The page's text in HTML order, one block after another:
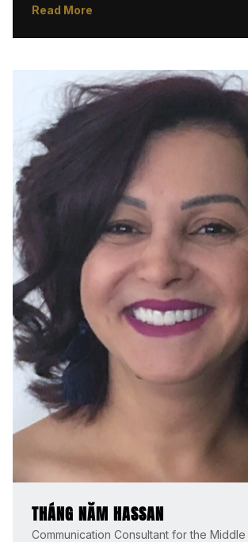
thưởng Stevie, Nina đã có 5 năm kinh
lý Marketing cho các hội nghị, triển lãm
kiến thức về viết nội dung, tổ chức sự
truyền thông xã hội giúp cô sở hữu bộ kỹ
Nina tốt nghiệp Đại học Muhlenberg tại
Pennsylvania, với bằng Cử nhân Quản trị
chuyên ngành Tiếp thị. Cô từng là vận
học và đội trưởng đội tuyển, có tinh thần
mạnh mẽ và khát khao thành công.
Read More
THÁNG NĂM HASSAN
Communication Consultant for the Middle